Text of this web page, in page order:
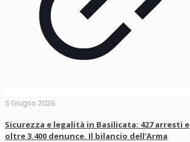
5 Giugno 2026
Sicurezza e legalità in Basilicata: 427 arresti e
oltre 3.400 denunce. Il bilancio dell’Arma